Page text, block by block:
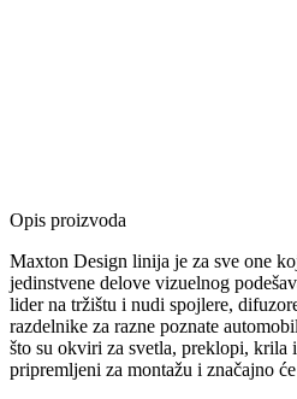
Opis proizvoda
Maxton Design linija je za sve one
jedinstvene delove vizuelnog
lider na tržištu i nudi spojlere,
razdelnike za razne poznate
što su okviri za svetla, preklopi, krila
pripremljeni za montažu i značajno